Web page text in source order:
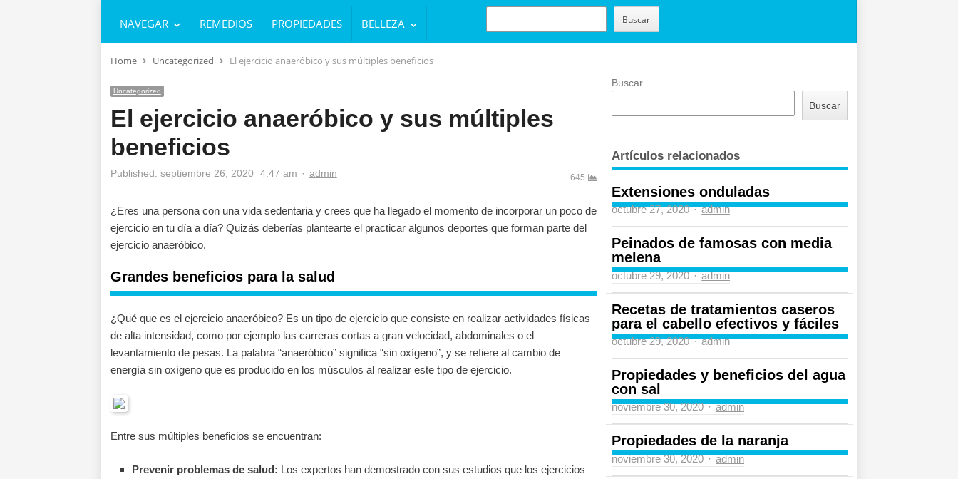
NAVEGAR REMEDIOS PROPIEDADES BELLEZA
BUSCAR
Buscar
Home Uncategorized El ejercicio anaeróbico y sus múltiples beneficios
Uncategorized
El ejercicio anaeróbico y sus múltiples
beneficios
Published: septiembre 26, 2020 4:47 am Author
admin 645
¿Eres una persona con una vida sedentaria y crees que ha llegado el momento de incorporar un poco de
ejercicio en tu día a día? Quizás deberías plantearte el practicar algunos deportes que forman parte del
ejercicio anaeróbico.
Grandes beneficios para la salud
¿Qué que es el ejercicio anaeróbico? Es un tipo de ejercicio que consiste en realizar actividades físicas
de alta intensidad, como por ejemplo las carreras cortas a gran velocidad, abdominales o el
levantamiento de pesas. La palabra “anaeróbico” significa “sin oxígeno”, y se refiere al cambio de
energía sin oxígeno que es producido en los músculos al realizar este tipo de ejercicio.
Entre sus múltiples beneficios se encuentran:
Prevenir problemas de salud: Los expertos han demostrado con sus estudios que los ejercicios
Buscar
Buscar
Artículos relacionados
Extensiones onduladas
octubre 27, 2020 Author
admin
Peinados de famosas con media
melena
octubre 29, 2020 Author
admin
Recetas de tratamientos caseros
para el cabello efectivos y fáciles
octubre 29, 2020 Author
admin
Propiedades y beneficios del agua
con sal
noviembre 30, 2020 Author
admin
Propiedades de la naranja
noviembre 30, 2020 Author
admin